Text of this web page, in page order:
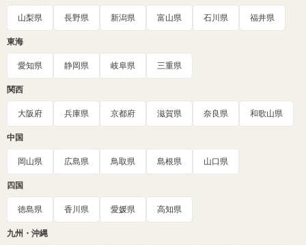
山梨県 長野県 新潟県 富山県 石川県 福井県
東海
愛知県 静岡県 岐阜県 三重県
関西
大阪府 兵庫県 京都府 滋賀県 奈良県 和歌山県
中国
岡山県 広島県 鳥取県 島根県 山口県
四国
徳島県 香川県 愛媛県 高知県
九州・沖縄